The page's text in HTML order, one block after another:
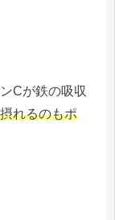
Cが鉄の吸収
れるのもポ